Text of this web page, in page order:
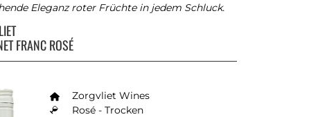
Eleganz roter Früchte in jedem Schluck.
FRANC ROSÉ
Zorgvliet Wines
Rosé - Trocken